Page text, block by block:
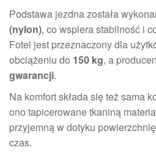
Podstawa jezdna została
(nylon), co wspiera stabilność i
Fotel jest przeznaczony dla
obciążeniu do 150 kg, a
gwarancji.
Na komfort składa się też sama
ono tapicerowane tkaniną
przyjemną w dotyku
czas.